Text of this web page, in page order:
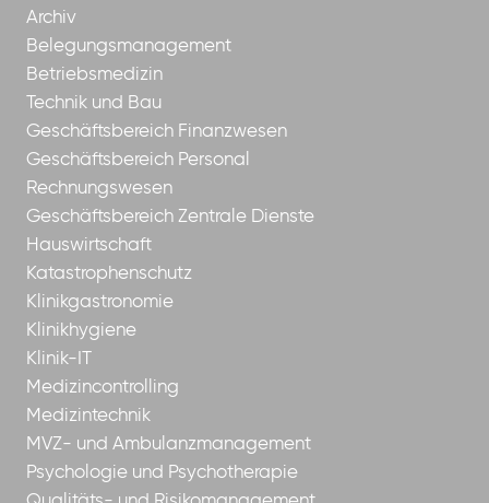
Archiv
Belegungsmanagement
Betriebsmedizin
Technik und Bau
Geschäftsbereich Finanzwesen
Geschäftsbereich Personal
Rechnungswesen
Geschäftsbereich Zentrale Dienste
Hauswirtschaft
Katastrophenschutz
Klinikgastronomie
Klinikhygiene
Klinik-IT
Medizincontrolling
Medizintechnik
MVZ- und Ambulanzmanagement
Psychologie und Psychotherapie